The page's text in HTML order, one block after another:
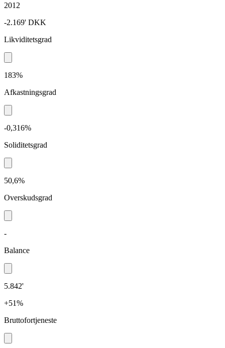
2012
-2.169' DKK
Likviditetsgrad
183%
Afkastningsgrad
-0,316%
Soliditetsgrad
50,6%
Overskudsgrad
-
Balance
5.842'
+51%
Bruttofortjeneste